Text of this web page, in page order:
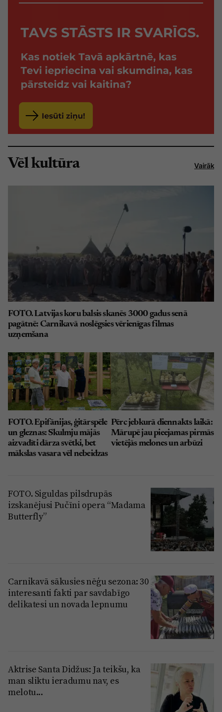
Vēl kultūra Vairāk
FOTO. Latvijas koru balsis skanēs 3000 gadus senā
pagātnē: Carnikavā noslēgsies vērienīgas filmas
uzņemšana
FOTO. Epifānijas, ģitārspēle
un gleznas: Skulmju mājās
aizvadīti dārza svētki, bet
mākslas vasara vēl nebeidzas
Pērc jebkurā diennakts laikā:
Mārupē jau pieejamas pirmās
vietējās melones un arbūzi
FOTO. Siguldas pilsdrupās
izskanējusi Pučīni opera “Madama
Butterfly”
Carnikavā sākusies nēģu sezona: 30
interesanti fakti par savdabīgo
delikatesi un novada lepnumu
Aktrise Santa Didžus: Ja teikšu, ka
man sliktu ieradumu nav, es
melotu...